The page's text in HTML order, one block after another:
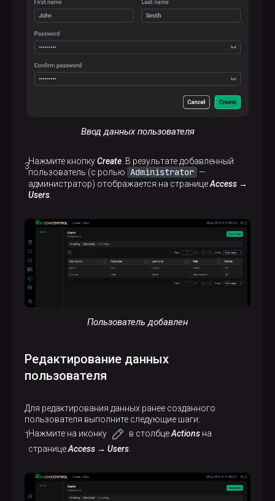
Ввод данных пользователя
Нажмите кнопкуCreate. В результате добавленный
пользователь (с ролью Administrator —
администратор) отображается на страницеAccess →
Users.
Пользователь добавлен
Редактирование данных
пользователя
Для редактирования данных ранее созданного
пользователя выполните следующие шаги:
Нажмите на иконку
в столбцеActions на
страницеAccess → Users